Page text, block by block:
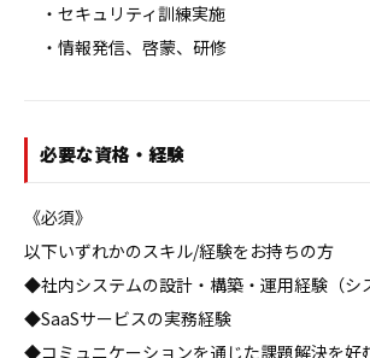
・セキュリティ訓練実施
・情報発信、啓蒙、研修
必要な資格・経験
《必須》
以下いずれかのスキル/経験をお持ちの方
◆社内システムの設計・構築・運用経験（シ
◆SaaSサービスの実務経験
◆コミュニケーションを通じた課題解決を好